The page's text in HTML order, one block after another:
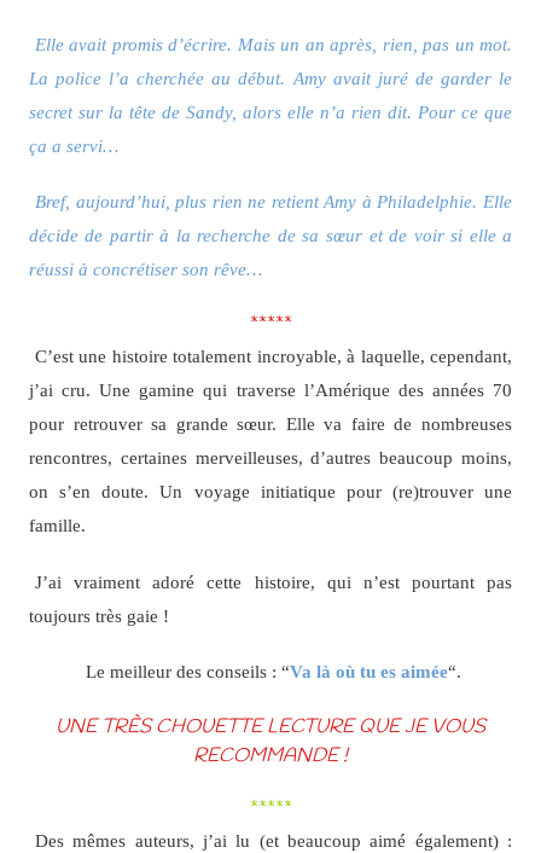
Elle avait promis d’écrire. Mais un an après, rien, pas un mot.
La police l’a cherchée au début. Amy avait juré de garder le
secret sur la tête de Sandy, alors elle n’a rien dit. Pour ce que
ça a servi…
Bref, aujourd’hui, plus rien ne retient Amy à Philadelphie. Elle
décide de partir à la recherche de sa sœur et de voir si elle a
réussi à concrétiser son rêve…
*****
C’est une histoire totalement incroyable, à laquelle, cependant,
j’ai cru. Une gamine qui traverse l’Amérique des années 70
pour retrouver sa grande sœur. Elle va faire de nombreuses
rencontres, certaines merveilleuses, d’autres beaucoup moins,
on s’en doute. Un voyage initiatique pour (re)trouver une
famille.
J’ai vraiment adoré cette histoire, qui n’est pourtant pas
toujours très gaie !
Le meilleur des conseils : “Va là où tu es aimée“.
UNE TRÈS CHOUETTE LECTURE QUE JE VOUS
RECOMMANDE !
*****
Des mêmes auteurs, j’ai lu (et beaucoup aimé également) :